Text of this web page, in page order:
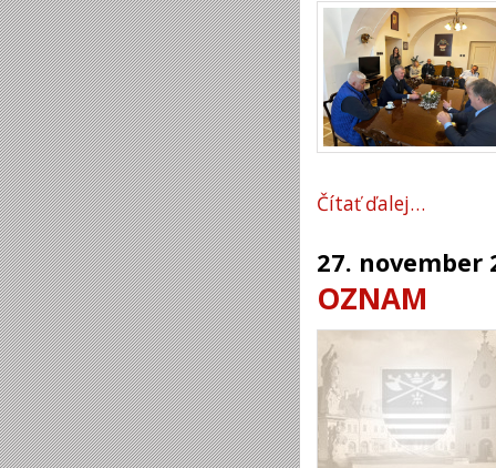
Čítať ďalej…
27. november
OZNAM